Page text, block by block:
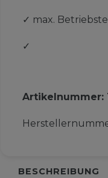
✓ max.
✓
Artikelnummer:
BESCHREIBUNG